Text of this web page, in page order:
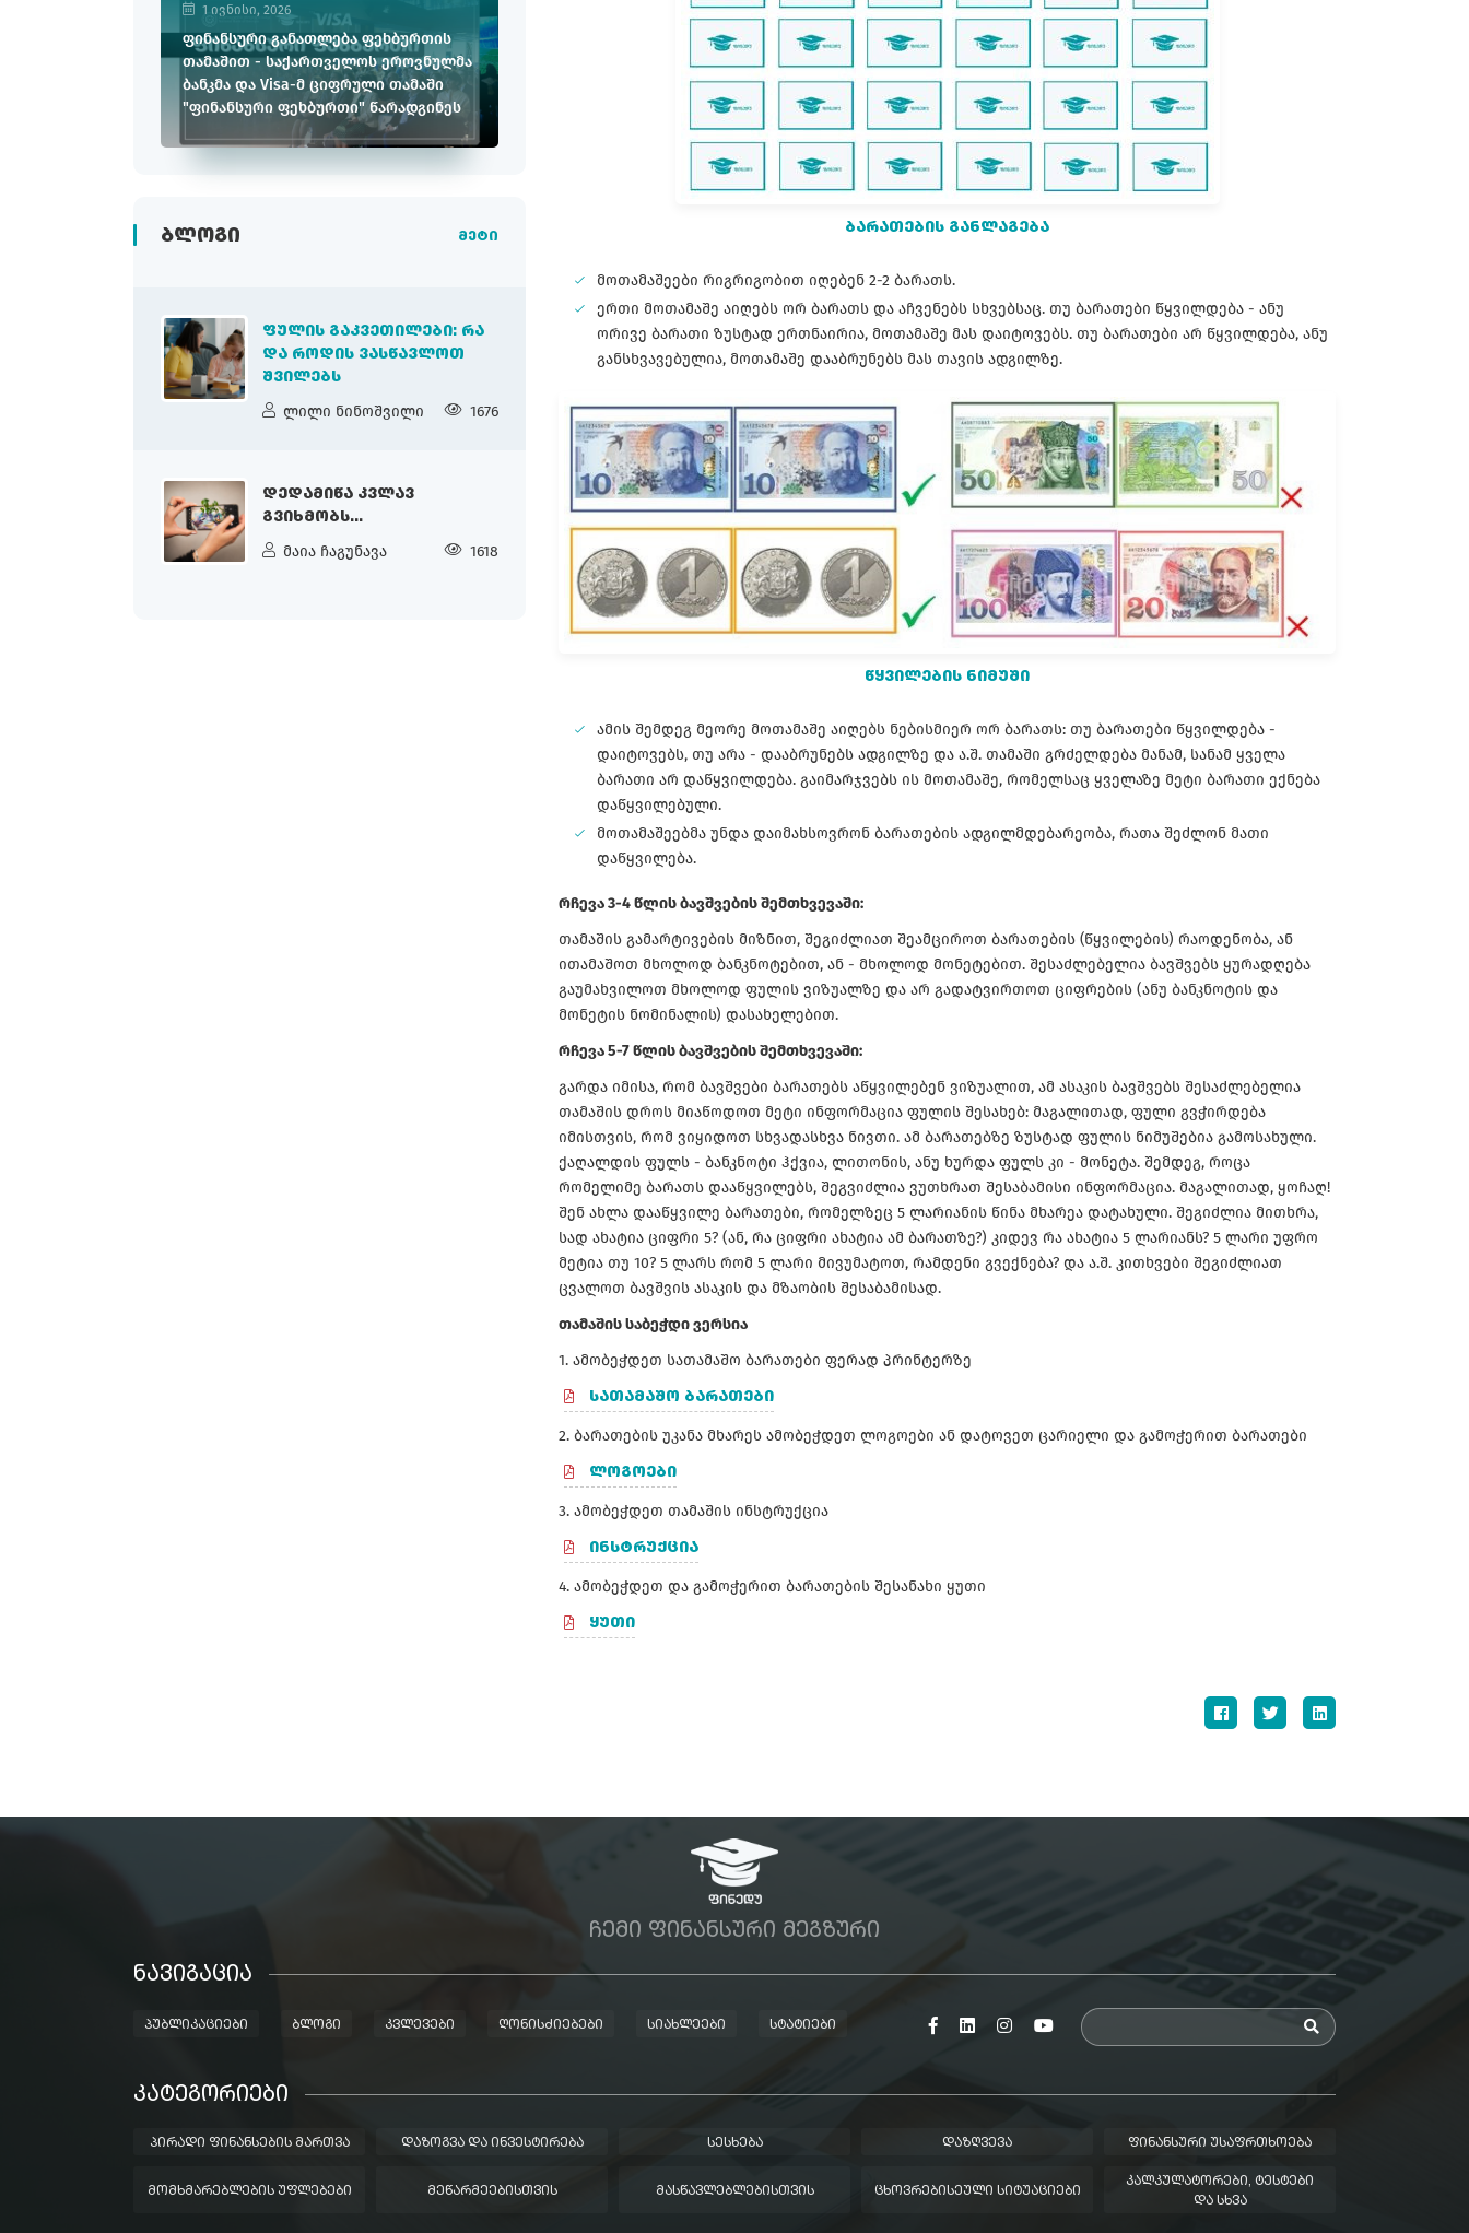
1 ივნისი, 2026
ფინანსური განათლება ფეხბურთის
თამაშით - საქართველოს ეროვნულმა
ბანკმა და Visa-მ ციფრული თამაში
"ფინანსური ფეხბურთი" წარადგინეს
ᲑᲚᲝᲒᲘ მეტი
ᲤᲣᲚᲘᲡ ᲒᲐᲙᲕᲔᲗᲘᲚᲔᲑᲘ: ᲠᲐ
ᲓᲐ ᲠᲝᲓᲘᲡ ᲕᲐᲡᲬᲐᲕᲚᲝᲗ
ᲨᲕᲘᲚᲔᲑᲡ
ლილი ნინოშვილი 1676
ᲓᲔᲓᲐᲛᲘᲬᲐ ᲙᲕᲚᲐᲕ
ᲒᲕᲘᲮᲛᲝᲑᲡ...
მაია ჩაგუნავა 1618
ᲑᲐᲠᲐᲗᲔᲑᲘᲡ ᲒᲐᲜᲚᲐᲒᲔᲑᲐ
მოთამაშეები რიგრიგობით იღებენ 2-2 ბარათს.
ერთი მოთამაშე აიღებს ორ ბარათს და აჩვენებს სხვებსაც. თუ ბარათები წყვილდება - ანუ
ორივე ბარათი ზუსტად ერთნაირია, მოთამაშე მას დაიტოვებს. თუ ბარათები არ წყვილდება, ანუ
განსხვავებულია, მოთამაშე დააბრუნებს მას თავის ადგილზე.
ᲬᲧᲕᲘᲚᲔᲑᲘᲡ ᲜᲘᲛᲣᲨᲘ
ამის შემდეგ მეორე მოთამაშე აიღებს ნებისმიერ ორ ბარათს: თუ ბარათები წყვილდება -
დაიტოვებს, თუ არა - დააბრუნებს ადგილზე და ა.შ. თამაში გრძელდება მანამ, სანამ ყველა
ბარათი არ დაწყვილდება. გაიმარჯვებს ის მოთამაშე, რომელსაც ყველაზე მეტი ბარათი ექნება
დაწყვილებული.
მოთამაშეებმა უნდა დაიმახსოვრონ ბარათების ადგილმდებარეობა, რათა შეძლონ მათი
დაწყვილება.
რჩევა 3-4 წლის ბავშვების შემთხვევაში:
თამაშის გამარტივების მიზნით, შეგიძლიათ შეამციროთ ბარათების (წყვილების) რაოდენობა, ან
ითამაშოთ მხოლოდ ბანკნოტებით, ან - მხოლოდ მონეტებით. შესაძლებელია ბავშვებს ყურადღება
გაუმახვილოთ მხოლოდ ფულის ვიზუალზე და არ გადატვირთოთ ციფრების (ანუ ბანკნოტის და
მონეტის ნომინალის) დასახელებით.
რჩევა 5-7 წლის ბავშვების შემთხვევაში:
გარდა იმისა, რომ ბავშვები ბარათებს აწყვილებენ ვიზუალით, ამ ასაკის ბავშვებს შესაძლებელია
თამაშის დროს მიაწოდოთ მეტი ინფორმაცია ფულის შესახებ: მაგალითად, ფული გვჭირდება
იმისთვის, რომ ვიყიდოთ სხვადასხვა ნივთი. ამ ბარათებზე ზუსტად ფულის ნიმუშებია გამოსახული.
ქაღალდის ფულს - ბანკნოტი ჰქვია, ლითონის, ანუ ხურდა ფულს კი - მონეტა. შემდეგ, როცა
რომელიმე ბარათს დააწყვილებს, შეგვიძლია ვუთხრათ შესაბამისი ინფორმაცია. მაგალითად, ყოჩაღ!
შენ ახლა დააწყვილე ბარათები, რომელზეც 5 ლარიანის წინა მხარეა დატახული. შეგიძლია მითხრა,
სად ახატია ციფრი 5? (ან, რა ციფრი ახატია ამ ბარათზე?) კიდევ რა ახატია 5 ლარიანს? 5 ლარი უფრო
მეტია თუ 10? 5 ლარს რომ 5 ლარი მივუმატოთ, რამდენი გვექნება? და ა.შ. კითხვები შეგიძლიათ
ცვალოთ ბავშვის ასაკის და მზაობის შესაბამისად.
თამაშის საბეჭდი ვერსია
1. ამობეჭდეთ სათამაშო ბარათები ფერად პრინტერზე
ᲡᲐᲗᲐᲛᲐᲨᲝ ᲑᲐᲠᲐᲗᲔᲑᲘ
2. ბარათების უკანა მხარეს ამობეჭდეთ ლოგოები ან დატოვეთ ცარიელი და გამოჭერით ბარათები
ᲚᲝᲒᲝᲔᲑᲘ
3. ამობეჭდეთ თამაშის ინსტრუქცია
ᲘᲜᲡᲢᲠᲣᲥᲪᲘᲐ
4. ამობეჭდეთ და გამოჭერით ბარათების შესანახი ყუთი
ᲧᲣᲗᲘ
ᲩᲔᲛᲘ ᲤᲘᲜᲐᲜᲡᲣᲠᲘ ᲛᲔᲒᲖᲣᲠᲘ
ᲜᲐᲕᲘᲒᲐᲪᲘᲐ
ᲞᲣᲑᲚᲘᲙᲐᲪᲘᲔᲑᲘ ᲑᲚᲝᲒᲘ ᲙᲕᲚᲔᲕᲔᲑᲘ ᲦᲝᲜᲘᲡᲫᲘᲔᲑᲔᲑᲘ ᲡᲘᲐᲮᲚᲔᲔᲑᲘ ᲡᲢᲐᲢᲘᲔᲑᲘ
ᲙᲐᲢᲔᲒᲝᲠᲘᲔᲑᲘ
ᲞᲘᲠᲐᲓᲘ ᲤᲘᲜᲐᲜᲡᲔᲑᲘᲡ ᲛᲐᲠᲗᲕᲐ ᲓᲐᲖᲝᲒᲕᲐ ᲓᲐ ᲘᲜᲕᲔᲡᲢᲘᲠᲔᲑᲐ ᲡᲔᲡᲮᲔᲑᲐ ᲓᲐᲖᲦᲕᲔᲕᲐ ᲤᲘᲜᲐᲜᲡᲣᲠᲘ ᲣᲡᲐᲤᲠᲗᲮᲝᲔᲑᲐ
ᲛᲝᲛᲮᲛᲐᲠᲔᲑᲚᲔᲑᲘᲡ ᲣᲤᲚᲔᲑᲔᲑᲘ ᲛᲔᲬᲐᲠᲛᲔᲔᲑᲘᲡᲗᲕᲘᲡ ᲛᲐᲡᲬᲐᲕᲚᲔᲑᲚᲔᲑᲘᲡᲗᲕᲘᲡ ᲪᲮᲝᲕᲠᲔᲑᲘᲡᲔᲣᲚᲘ ᲡᲘᲢᲣᲐᲪᲘᲔᲑᲘ
ᲙᲐᲚᲙᲣᲚᲐᲢᲝᲠᲔᲑᲘ, ᲢᲔᲡᲢᲔᲑᲘ
ᲓᲐ ᲡᲮᲕᲐ